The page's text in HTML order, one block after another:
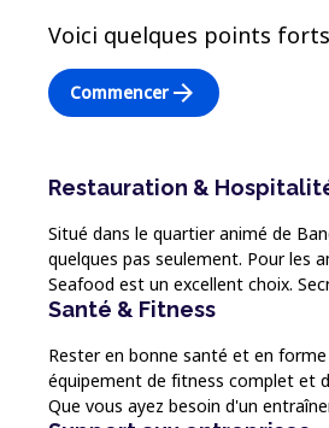
Voici quelques points
Commencerarrow_forward
Restauration &
Situé dans le quartier animé de
quelques pas seulement. Pour les
Seafood est un excellent choix.
Santé & Fitness
Rester en bonne santé et en
équipement de fitness complet et
Que vous ayez besoin d'un